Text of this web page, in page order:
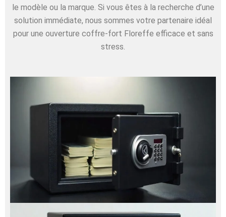
le modèle ou la marque. Si vous êtes à la recherche d’une
solution immédiate, nous sommes votre partenaire idéal
pour une ouverture coffre-fort Floreffe efficace et sans
stress.